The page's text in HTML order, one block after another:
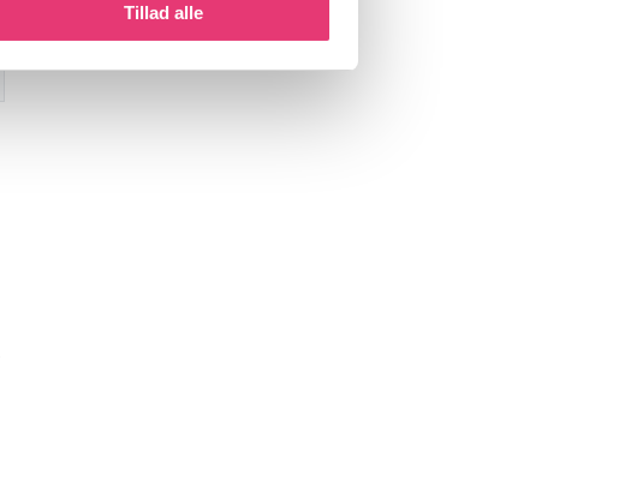
Tillad alle